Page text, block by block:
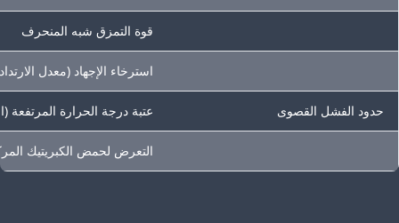
قوة التمزق شبه المنحرف
استرخاء الإجهاد (معدل الارتداد بعد
حدود الفشل القصوى عتبة درجة الحرارة المرتفعة
التعرض لحمض الكبريتيك المركز (6